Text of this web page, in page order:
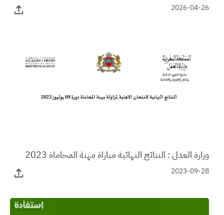
2026-04-26
وزارة العدل : النتائج النهائية مباراة مهنة المحاماة 2023
2023-09-28